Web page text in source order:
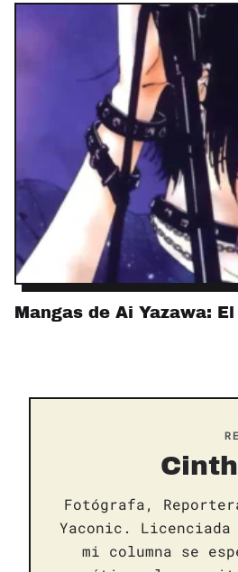
Mangas de Ai Yazawa:
Fotógrafa,
Yaconic. Licenciada
mi columna se